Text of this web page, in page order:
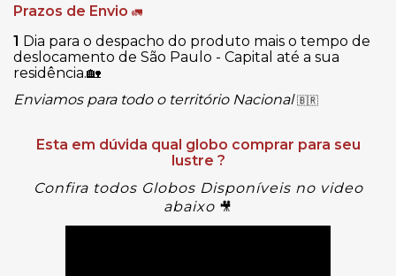
Prazos de Envio 🚛
1 Dia para o despacho do produto mais o tempo de
deslocamento de São Paulo - Capital até a sua
residência.🏡
Enviamos para todo o território Nacional🇧🇷
Esta em dúvida qual globo comprar para seu
lustre ?
Confira todos Globos Disponíveis no video
abaixo 🎥